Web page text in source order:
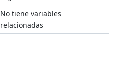
No tiene variables
relacionadas